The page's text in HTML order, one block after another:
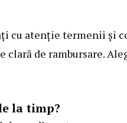
cu atenție termenii și
de rambursare.
la timp?